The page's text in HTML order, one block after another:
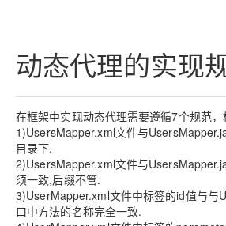
动态代理的实现
在框架中实现动态代理需要遵循7个规范，
1)UsersMapper.xml文件与
目录下.
2)UsersMapper.xml文件与
须一致,后缀不管.
3)UserMapper.xml文件中标签的id值与与
口中方法的名称完全一致.